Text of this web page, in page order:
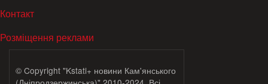
МЕНЮ В ПОДВАЛЕ
Контакт
Розміщення реклами
© Copyright "Kstati+ новини Кам'янського